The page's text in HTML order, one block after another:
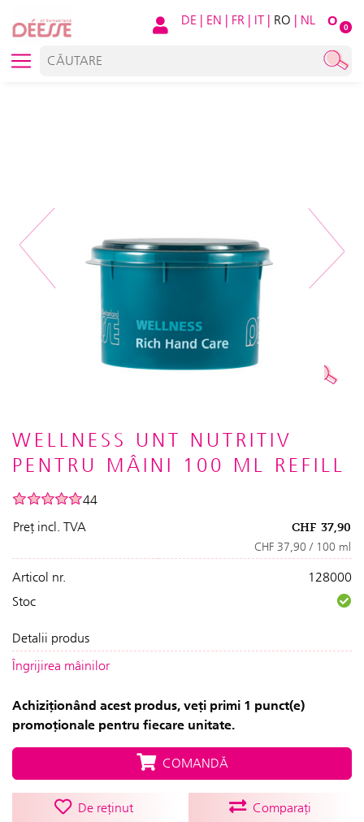
O 0
DE | EN | FR | IT | RO | NL
Next
WELLNESS UNT NUTRITIV
PENTRU MÂINI 100 ML REFILL
44
Preț incl. TVA
CHF 37,90
CHF 37,90 / 100 ml
Articol nr.
128000
Stoc
Detalii produs
Îngrijirea mâinilor
Achiziționând acest produs, veți primi 1 punct(e)
promoționale pentru fiecare unitate.
COMANDĂ
De reținut Comparați